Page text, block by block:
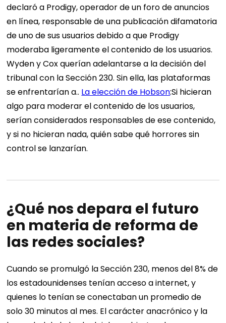
declaró a Prodigy, operador de un foro de anuncios
en línea, responsable de una publicación difamatoria
de uno de sus usuarios debido a que Prodigy
moderaba ligeramente el contenido de los usuarios.
Wyden y Cox querían adelantarse a la decisión del
tribunal con la Sección 230. Sin ella, las plataformas
se enfrentarían a.. La elección de Hobson:Si hicieran
algo para moderar el contenido de los usuarios,
serían considerados responsables de ese contenido,
y si no hicieran nada, quién sabe qué horrores sin
control se lanzarían.
¿Qué nos depara el futuro
en materia de reforma de
las redes sociales?
Cuando se promulgó la Sección 230, menos del 8% de
los estadounidenses tenían acceso a internet, y
quienes lo tenían se conectaban un promedio de
solo 30 minutos al mes. El carácter anacrónico y la